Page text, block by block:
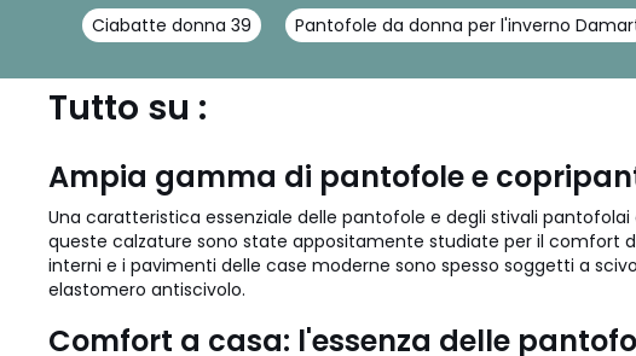
Ciabatte donna 39 Pantofole da donna per l'inverno
Tutto su :
Ampia gamma di pantofole e
Una caratteristica essenziale delle pantofole e degli stivali
queste calzature sono state appositamente studiate per il comfort
interni e i pavimenti delle case moderne sono spesso soggetti a
elastomero antiscivolo.
Comfort a casa: l'essenza delle